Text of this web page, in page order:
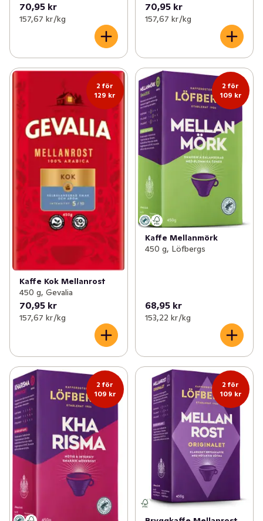
70,95 kr
157,67 kr /kg
70,95 kr
157,67 kr /kg
2 för
129 kr
Kaffe Kok Mellanrost
450 g, Gevalia
70,95 kr
157,67 kr /kg
2 för
109 kr
Kaffe Mellanmörk
450 g, Löfbergs
68,95 kr
153,22 kr /kg
2 för
109 kr
2 för
109 kr